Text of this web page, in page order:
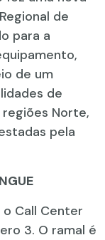
de
para a
de um
de
Norte,
pela
Call Center
3. O ramal é